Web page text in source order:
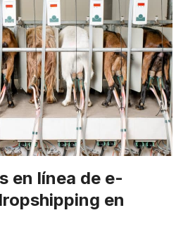
en línea de e-
en